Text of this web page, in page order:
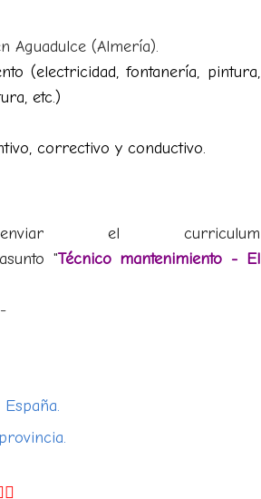
Aguadulce (Almería).
(electricidad, fontanería, pintura,
etc.)
correctivo y conductivo.
el curriculum
"Técnico mantenimiento - El